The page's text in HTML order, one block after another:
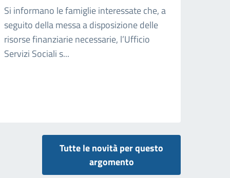
Si informano le famiglie interessate che, a
seguito della messa a disposizione delle
risorse finanziarie necessarie, l’Ufficio
Servizi Sociali s...
Tutte le novità per questo
argomento